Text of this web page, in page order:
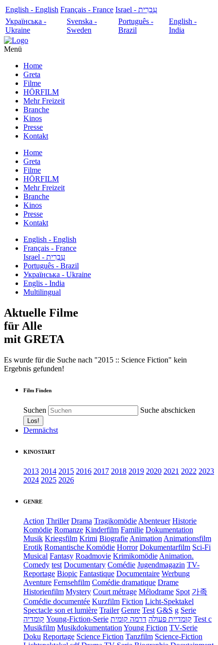
English - English Français - France
עִבְרִית - Israel
Українська -
Ukraine
Svenska -
Sweden
Português -
Brazil
English -
India
Menü
Home
Greta
Filme
HÖRFILM
Mehr Freizeit
Branche
Kinos
Presse
Kontakt
Home
Greta
Filme
HÖRFILM
Mehr Freizeit
Branche
Kinos
Presse
Kontakt
English - English
Français - France
עִבְרִית - Israel
Português - Brazil
Українська - Ukraine
Englis - India
Multilingual
Aktuelle Filme
für Alle
mit GRETA
Es wurde für die Suche nach "2015 :: Science Fiction" kein
Ergebnis gefunden!
Film Finden
Suchen Suche abschicken
Demnächst
KINOSTART
2013 2014 2015 2016 2017 2018 2019 2020 2021 2022 2023
2024 2025 2026
GENRE
Action Thriller Drama Tragikomödie Abenteuer Historie
Komödie Romanze Kinderfilm Familie Dokumentation
Musik Kriegsfilm Krimi Biografie Animation Animationsfilm
Erotik Romantische Komödie Horror Dokumentarfilm Sci-Fi
Musical Fantasy Roadmovie Krimikomödie Animation.
Comedy test Documentary Comédie Jugendmagazin TV-
Reportage Biopic Fantastique Documentaire Werbung
Aventure Fernsehfilm Comédie dramatique Drame
Historienfilm Mystery Court métrage Mélodrame Spot 가족
Comédie documentée Kurzfilm Fiction Licht-Spektakel
Spectacle son et lumière Trailer Genre Test G&S g Serie
קומדיה Young-Fiction-Serie קומדיית פעולה דרמה קומית
Test c
Musikfilm Musikdokumentation Young Fiction TV-Serie
Doku Reportage Science Fiction Tanzfilm Science-Fiction